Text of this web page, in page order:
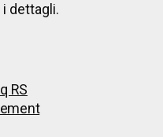
dettagli.
RS